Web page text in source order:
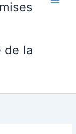
de la